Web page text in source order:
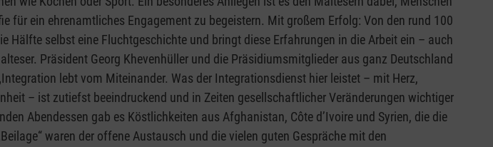
für ein ehrenamtliches Engagement zu begeistern. Mit großem Erfolg: Von den rund 100
Hälfte selbst eine Fluchtgeschichte und bringt diese Erfahrungen in die Arbeit ein – auch
Präsident Georg Khevenhüller und die Präsidiumsmitglieder aus ganz Deutschland
lebt vom Miteinander. Was der Integrationsdienst hier leistet – mit Herz,
– ist zutiefst beeindruckend und in Zeiten gesellschaftlicher Veränderungen wichtiger
Abendessen gab es Köstlichkeiten aus Afghanistan, Côte d’Ivoire und Syrien, die die
waren der offene Austausch und die vielen guten Gespräche mit den